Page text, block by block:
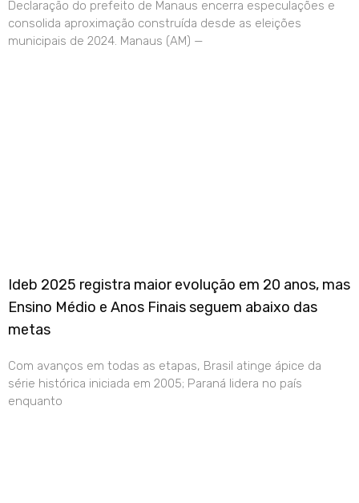
Declaração do prefeito de Manaus encerra especulações e
consolida aproximação construída desde as eleições
municipais de 2024. Manaus (AM) —
Ideb 2025 registra maior evolução em 20 anos, mas
Ensino Médio e Anos Finais seguem abaixo das
metas
Com avanços em todas as etapas, Brasil atinge ápice da
série histórica iniciada em 2005; Paraná lidera no país
enquanto